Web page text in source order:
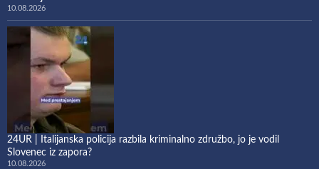
10.08.2026
24UR | Italijanska policija razbila kriminalno združbo, jo je vodil
Slovenec iz zapora?
10.08.2026